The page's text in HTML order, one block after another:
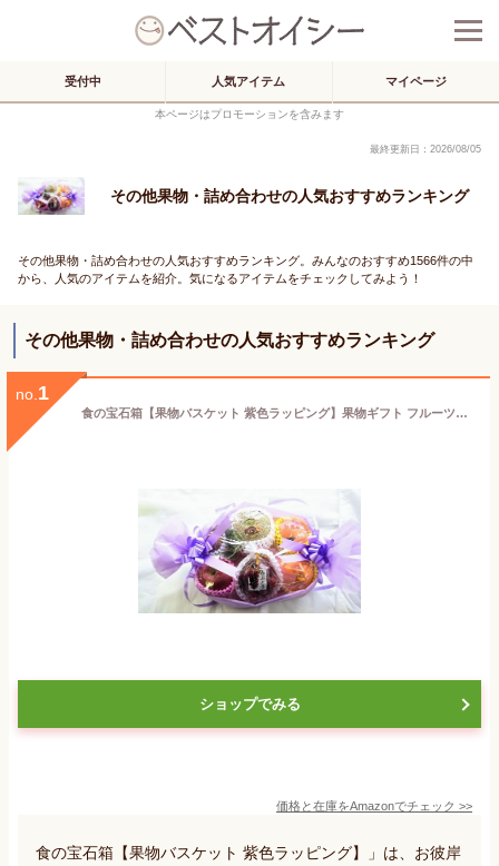
受付中 人気アイテム マイページ
本ページはプロモーションを含みます
最終更新日：2026/08/05
その他果物・詰め合わせの人気おすすめランキング
その他果物・詰め合わせの人気おすすめランキング。みんなのおすすめ1566件の中
から、人気のアイテムを紹介。気になるアイテムをチェックしてみよう！
その他果物・詰め合わせの人気おすすめランキング
no. 1
食の宝石箱【果物バスケット 紫色ラッピング】果物ギフト フルーツセット 御祝 贈答 お供え 父の日 母の日 敬老の日など
ショップでみる
価格と在庫をAmazonでチェック >>
食の宝石箱【果物バスケット 紫色ラッピング】」は、お彼岸